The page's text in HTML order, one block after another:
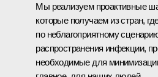
Мы реализуем проактивные
которые получаем из стран,
по неблагоприятному
распространения инфекции,
необходимые для